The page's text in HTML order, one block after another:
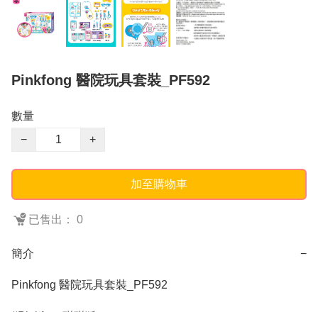
Pinkfong 醫院玩具套裝_PF592
數量
−
+
加至購物車
已售出： 0
簡介 −
Pinkfong 醫院玩具套裝_PF592